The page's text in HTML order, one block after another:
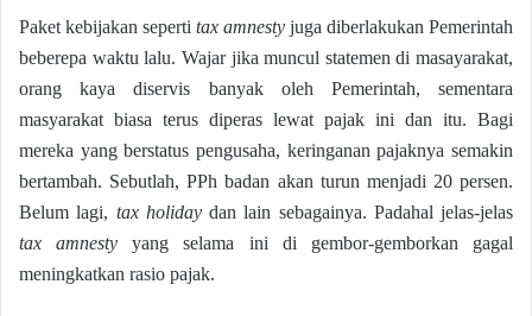
Paket kebijakan seperti tax amnesty juga diberlakukan Pemerintah
beberepa waktu lalu. Wajar jika muncul statemen di masayarakat,
orang kaya diservis banyak oleh Pemerintah, sementara
masyarakat biasa terus diperas lewat pajak ini dan itu. Bagi
mereka yang berstatus pengusaha, keringanan pajaknya semakin
bertambah. Sebutlah, PPh badan akan turun menjadi 20 persen.
Belum lagi, tax holidaydan lain sebagainya. Padahal jelas-jelas
tax amnesty yang selama ini di gembor-gemborkan gagal
meningkatkan rasio pajak.